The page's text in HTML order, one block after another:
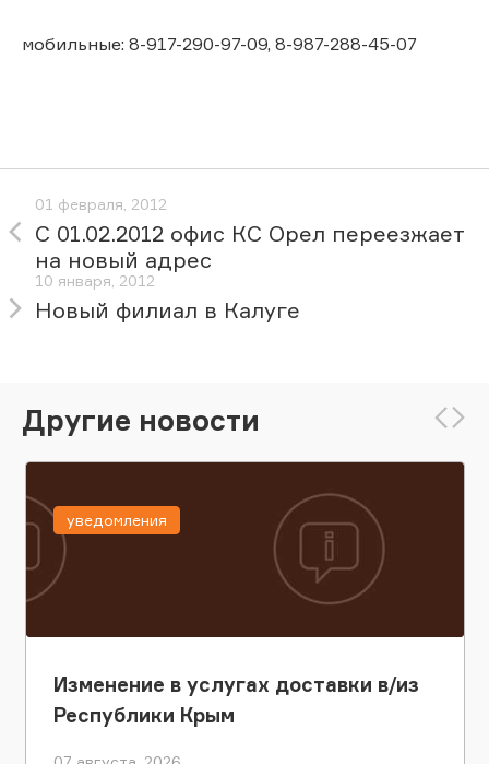
мобильные: 8-917-290-97-09, 8-987-288-45-07
01 февраля, 2012
С 01.02.2012 офис КС Орел переезжает
на новый адрес
10 января, 2012
Новый филиал в Калуге
Другие новости
Изменение в услугах доставки в/из
Республики Крым
уведомления